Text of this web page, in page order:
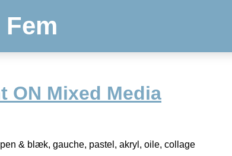
ON Mixed Media
& blæk, gauche, pastel, akryl, oile, collage